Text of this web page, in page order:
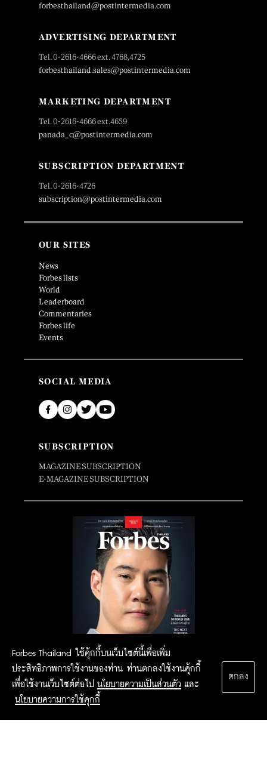
Forbes Thailand ใช้คุ้กกี้บนเว็บไซต์นี้เพื่อเพิ่ม
ประสิทธิภาพการใช้งานของท่าน ท่านตกลงใช้งานคุ้กกี้
เพื่อใช้งานเว็บไซต์ต่อไป นโยบายความเป็นส่วนตัว และ
นโยบายความการใช้คุกกี้
ตกลง
forbesthailand@postintermedia.com
ADVERTISING DEPARTMENT
Tel. 0-2616-4666 ext. 4768,4725
forbesthailand.sales@postintermedia.com
MARKETING DEPARTMENT
Tel. 0-2616-4666 ext.4659
panada_c@postintermedia.com
SUBSCRIPTION DEPARTMENT
Tel. 0-2616-4726
subscription@postintermedia.com
OUR SITES
News
Forbes lists
World
Leaderboard
Commentaries
Forbes life
Events
SOCIAL MEDIA
SUBSCRIPTION
MAGAZINE SUBSCRIPTION
E-MAGAZINE SUBSCRIPTION
2015 Forbesthailand.com ALL RIGHTS RESERVED